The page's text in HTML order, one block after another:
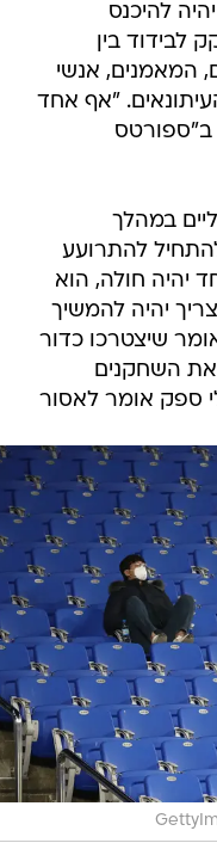
להיכנס
לבידוד בין
המאמנים, אנשי
"אף אחד
ב"ספורטס
במהלך
להתרועע
יהיה חולה, הוא
יהיה להמשיך
שיצטרכו כדור
את השחקנים
ספק אומר לאסור